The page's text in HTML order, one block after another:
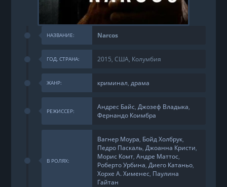
НАЗВАНИЕ: Narcos
ГОД, СТРАНА: 2015, США, Колумбия
ЖАНР: криминал,драма
РЕЖИССЕР: Андрес Байс,Джозеф Владыка,
Фернандо Коимбра
В РОЛЯХ:
Вагнер Моура, Бойд Холбрук,
Педро Паскаль,Джоанна Кристи,
Морис Комт,Андре Маттос,
Роберто Урбина,Диего Катаньо,
Хорхе А. Хименес, Паулина
Гайтан